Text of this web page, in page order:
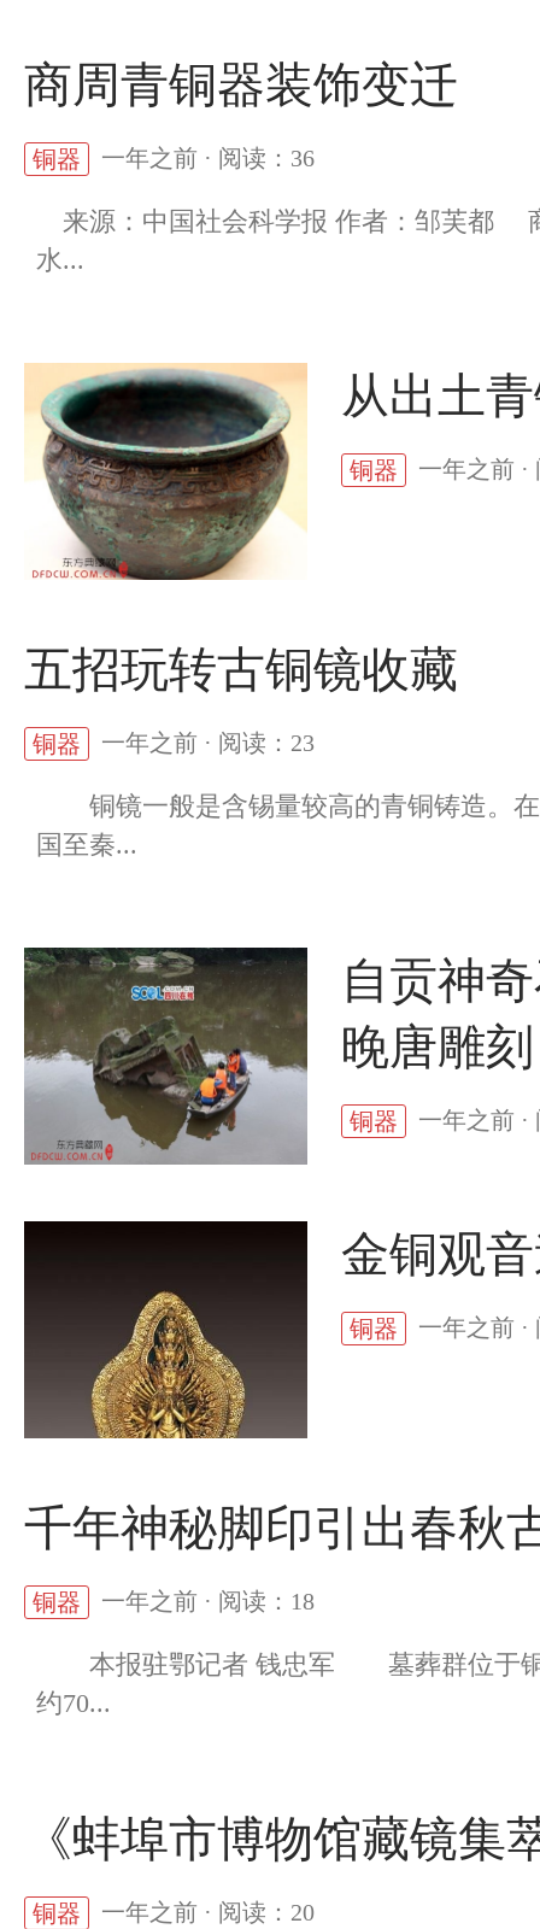
商周青铜器装饰变迁
铜器 一年之前 · 阅读：36
来源：中国社会科学报 作者：邹芙都
水...
从出土
铜器 一年之前 ·
五招玩转古铜镜收藏
铜器 一年之前 · 阅读：23
铜镜一般是含锡量较高的青铜铸造。在
国至秦...
自贡神
晚唐雕刻
铜器 一年之前 ·
金铜观
铜器 一年之前 ·
千年神秘脚印引出春秋
铜器 一年之前 · 阅读：18
本报驻鄂记者 钱忠军 墓葬群位于铜
约70...
《蚌埠市博物馆藏镜集
铜器 一年之前 · 阅读：20